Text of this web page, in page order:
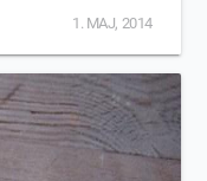
1. MAJ, 2014